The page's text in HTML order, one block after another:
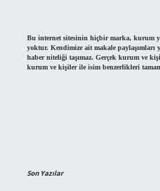
Bu internet sitesinin hiçbir marka, kurum
yoktur. Kendimize ait makale paylaşımları
haber niteliği taşımaz. Gerçek kurum ve
kurum ve kişiler ile isim benzerlikleri
Son Yazılar